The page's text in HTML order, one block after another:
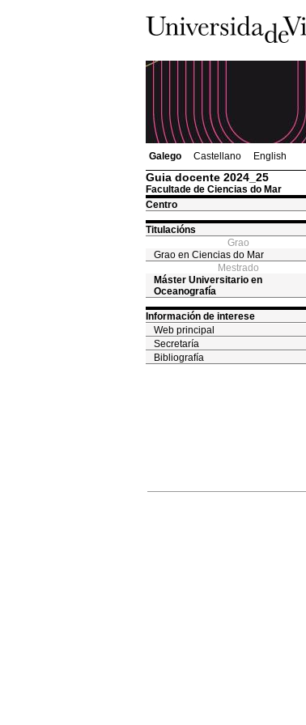
Galego Castellano English
Guia docente 2024_25
Facultade de Ciencias do Mar
Centro
Titulacións
Grao
Grao en Ciencias do Mar
Mestrado
Máster Universitario en
Oceanografía
Información de interese
Web principal
Secretaría
Bibliografía